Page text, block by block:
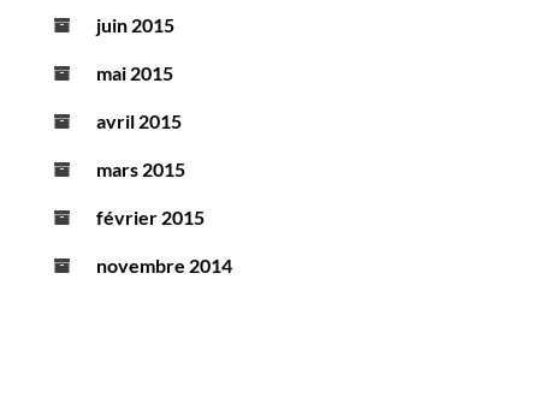
juin 2015
mai 2015
avril 2015
mars 2015
février 2015
novembre 2014